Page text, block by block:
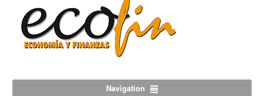
Navigation